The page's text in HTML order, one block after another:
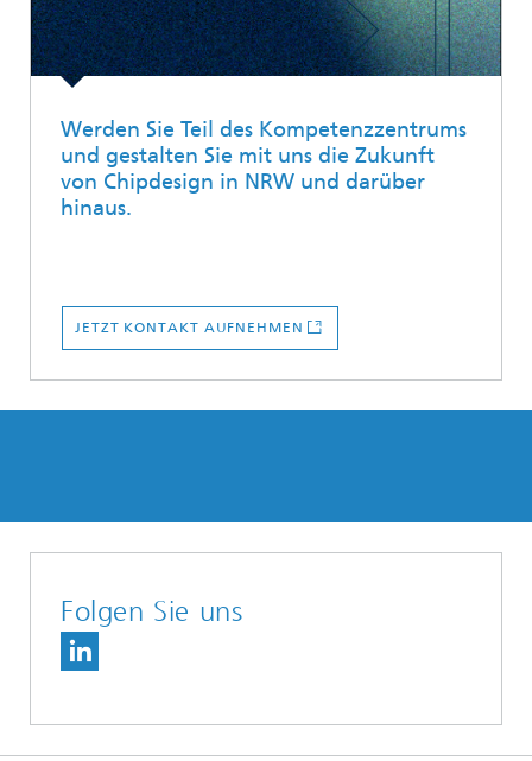
Werden Sie Teil des Kompetenzzentrums
und gestalten Sie mit uns die Zukunft
von Chipdesign in NRW und darüber
hinaus.
JETZT KONTAKT AUFNEHMEN
Folgen Sie uns